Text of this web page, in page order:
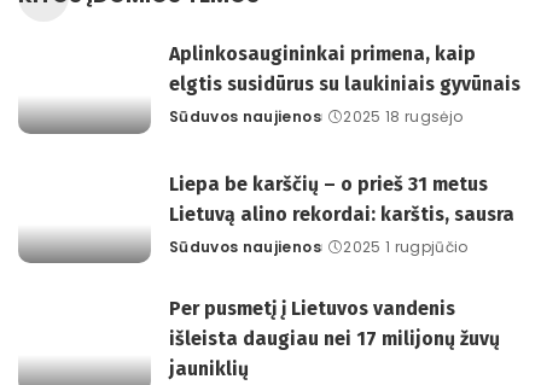
Aplinkosaugininkai primena, kaip
elgtis susidūrus su laukiniais gyvūnais
Posted
Sūduvos naujienos 2025 18 rugsėjo
Liepa be karščių – o prieš 31 metus
Lietuvą alino rekordai: karštis, sausra
Posted
Sūduvos naujienos 2025 1 rugpjūčio
Per pusmetį į Lietuvos vandenis
išleista daugiau nei 17 milijonų žuvų
jauniklių